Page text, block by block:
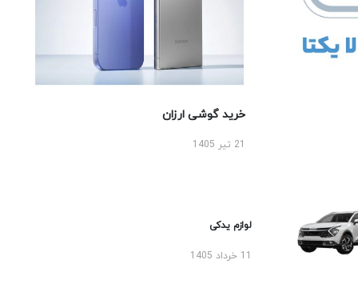
خرید گوشی ارزان
لوازم یدکی